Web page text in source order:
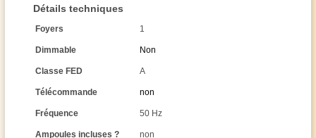
Détails techniques
Foyers 1
Dimmable Non
Classe FED A
Télécommande non
Fréquence 50 Hz
Ampoules incluses ? non